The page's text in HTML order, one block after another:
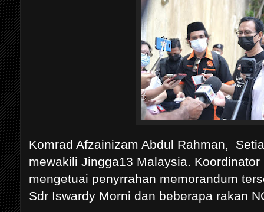
Komrad Afzainizam Abdul Rahman,
mewakili Jingga13 Malaysia.
mengetuai penyrrahan memorandum
Sdr Iswardy Morni dan beberapa rakan